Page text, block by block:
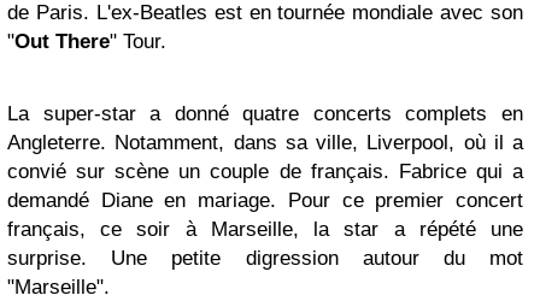
de Paris. L'ex-Beatles est en tournée mondiale avec son
"Out There" Tour.
La super-star a donné quatre concerts complets en
Angleterre. Notamment, dans sa ville, Liverpool, où il a
convié sur scène un couple de français. Fabrice qui a
demandé Diane en mariage. Pour ce premier concert
français, ce soir à Marseille, la star a répété une
surprise. Une petite digression autour du mot
"Marseille".